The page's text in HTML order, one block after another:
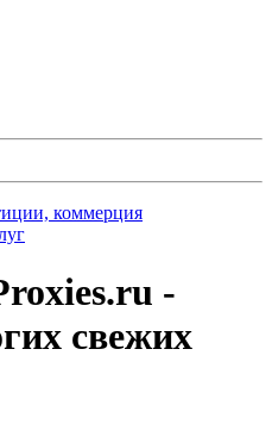
коммерция
-
свежих